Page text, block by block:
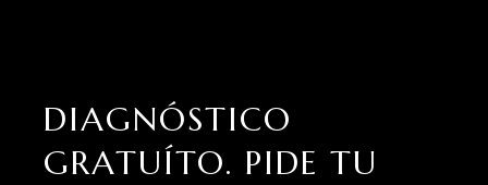
DIAGNÓSTICO
GRATUÍTO. PIDE TU